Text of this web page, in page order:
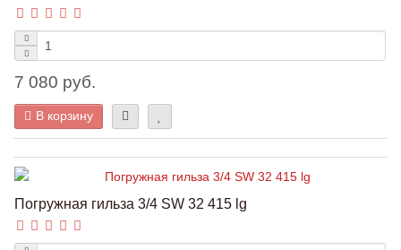
7 080 руб.
В корзину
Погружная гильза 3/4 SW 32 415 lg